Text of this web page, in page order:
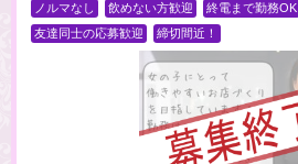
ノルマなし
飲めない方歓迎 終電まで勤務OK
友達同士の応募歓迎
締切間近！